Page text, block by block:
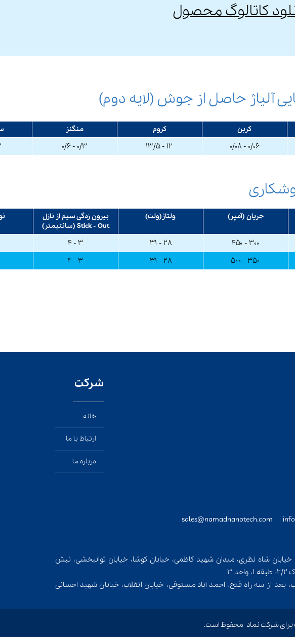
کاتالوگ محصول
کربن کروم منگنز
۰/۰۶ - ۰/۰۸ ۱۲ - ۱۳/۵ ۰/۳ - ۰/۶
آلیاژ حاصل از جوش (لایه دوم)
جریان (آمپر) ولتاژ(ولت)
بیرون زدگی سیم از نازل
Stick - Out (سانتیمتر)
۳۰۰ - ۴۵۰ ۲۸ - ۳۱ ۳ - ۴
۳۵۰ - ۵۰۰ ۲۸ - ۳۱ ۳ - ۴
شرکت
خانه
ارتباط با ما
درباره ما
خیابان شاه نظری، میدان شهید کاظمی، خیابان کوشا، خیابان توانبخشی، نبش
٣
بعد از سه راه فتح، احمد آباد مستوفی، خیابان انقلاب، خیابان شهید احسانی